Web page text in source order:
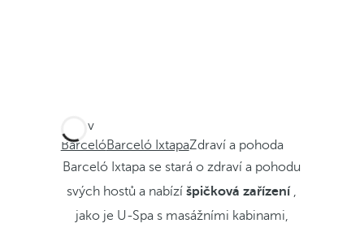
Jste v
BarcelóBarceló IxtapaZdraví a pohoda
Barceló Ixtapa se stará o zdraví a pohodu
svých hostů a nabízíšpičková zařízení,
jako je U-Spa s masážními kabinami,